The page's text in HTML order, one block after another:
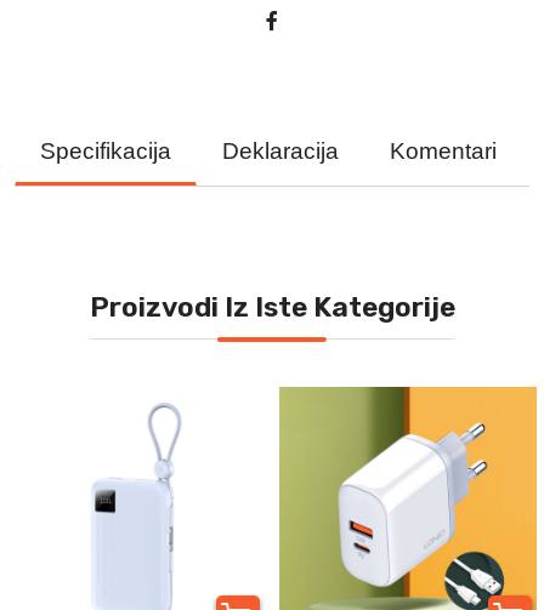
Specifikacija Deklaracija Komentari
Proizvodi Iz Iste Kategorije